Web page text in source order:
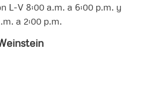
L-V 8:00 a.m. a 6:00 p.m. y
a 2:00 p.m.